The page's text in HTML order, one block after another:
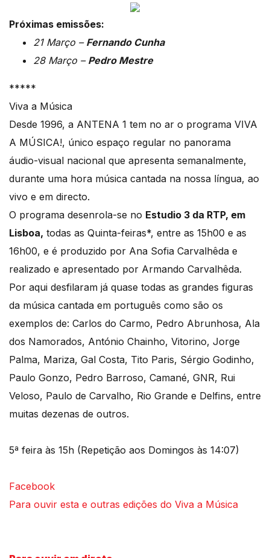
Próximas emissões:
21 Março – Fernando Cunha
28 Março – Pedro Mestre
*****
Viva a Música
Desde 1996, a ANTENA 1 tem no ar o programa VIVA
A MÚSICA!, único espaço regular no panorama
áudio-visual nacional que apresenta semanalmente,
durante uma hora música cantada na nossa língua, ao
vivo e em directo.
O programa desenrola-se no Estudio 3 da RTP, em
Lisboa, todas as Quinta-feiras*, entre as 15h00 e as
16h00, e é produzido por Ana Sofia Carvalhêda e
realizado e apresentado por Armando Carvalhêda.
Por aqui desfilaram já quase todas as grandes figuras
da música cantada em português como são os
exemplos de: Carlos do Carmo, Pedro Abrunhosa, Ala
dos Namorados, António Chainho, Vitorino, Jorge
Palma, Mariza, Gal Costa, Tito Paris, Sérgio Godinho,
Paulo Gonzo, Pedro Barroso, Camané, GNR, Rui
Veloso, Paulo de Carvalho, Rio Grande e Delfins, entre
muitas dezenas de outros.
5ª feira às 15h (Repetição aos Domingos às 14:07)
Facebook
Para ouvir esta e outras edições do Viva a Música